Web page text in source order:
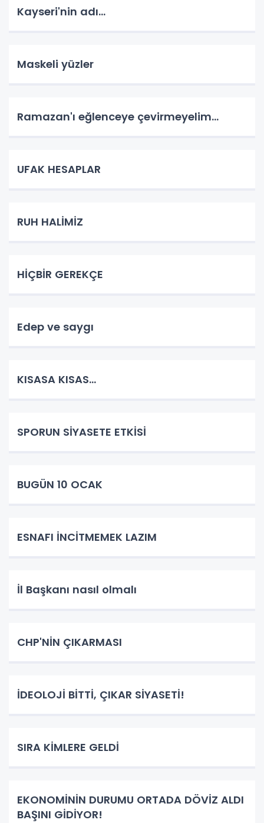
Kayseri'nin adı...
Maskeli yüzler
Ramazan'ı eğlenceye çevirmeyelim...
UFAK HESAPLAR
RUH HALİMİZ
HİÇBİR GEREKÇE
Edep ve saygı
KISASA KISAS...
SPORUN SİYASETE ETKİSİ
BUGÜN 10 OCAK
ESNAFI İNCİTMEMEK LAZIM
İl Başkanı nasıl olmalı
CHP'NİN ÇIKARMASI
İDEOLOJİ BİTTİ, ÇIKAR SİYASETİ!
SIRA KİMLERE GELDİ
EKONOMİNİN DURUMU ORTADA DÖVİZ ALDI
BAŞINI GİDİYOR!